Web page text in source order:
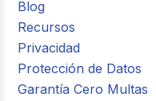
Blog
Recursos
Privacidad
Protección de Datos
Garantía Cero Multas